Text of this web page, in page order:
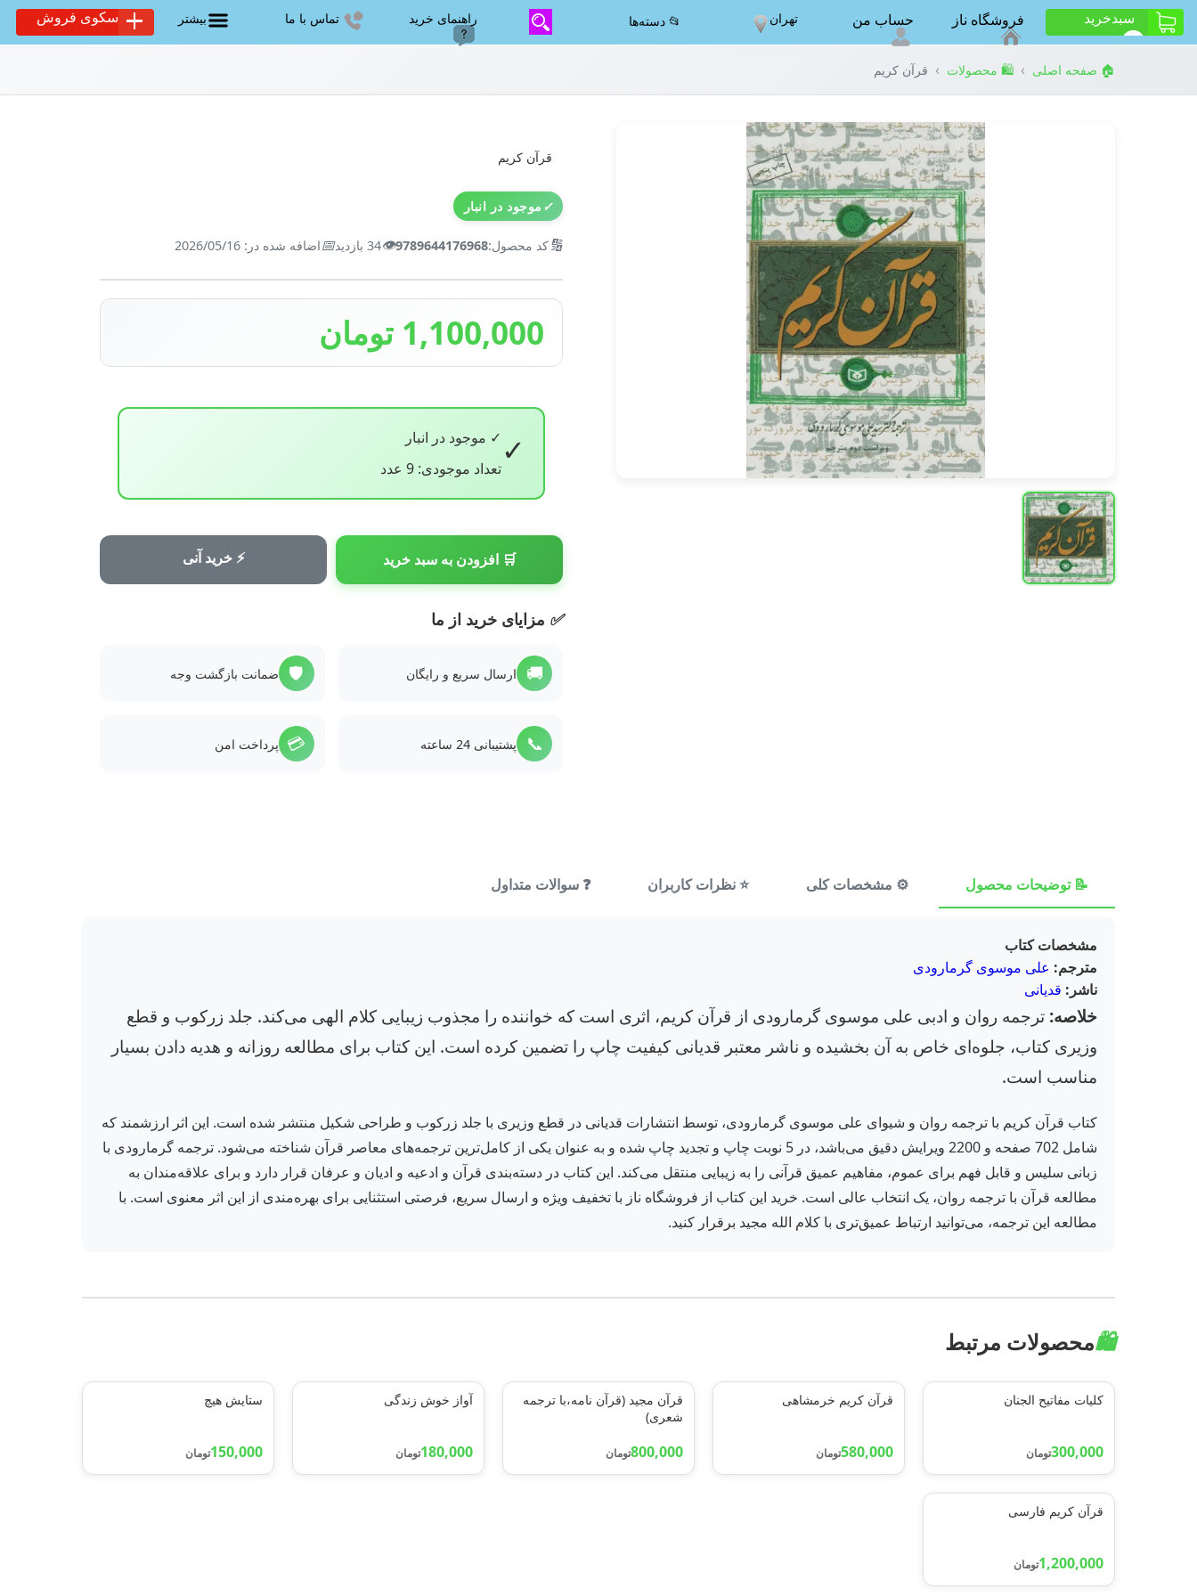
سبد‌خرید فروشگاه ناز حساب من تهران 📂 دسته‌ها راهنمای خرید تماس با ما بیشتر سکوی فروش
🏠 صفحه اصلی › 🛍️ محصولات › قرآن کریم
قرآن کریم
✓ موجود در انبار
🔢کد محصول:9789644176968
👁️34 بازدید 📅اضافه شده در: 2026/05/16
1,100,000 تومان
✓ ✓ موجود در انبار
تعداد موجودی: 9 عدد
🛒 افزودن به سبد خرید ⚡ خرید آنی
✅ مزایای خرید از ما
🚚 ارسال سریع و رایگان 🛡️ ضمانت بازگشت وجه
📞 پشتیبانی 24 ساعته 💳 پرداخت امن
📝 توضیحات محصول ⚙️ مشخصات کلی ⭐ نظرات کاربران ❓ سوالات متداول
مشخصات کتاب
مترجم: علی موسوی گرمارودی
ناشر: قدیانی
خلاصه: ترجمه روان و ادبی علی موسوی گرمارودی از قرآن کریم، اثری است که خواننده را مجذوب زیبایی کلام الهی می‌کند. جلد زرکوب و قطع
وزیری کتاب، جلوه‌ای خاص به آن بخشیده و ناشر معتبر قدیانی کیفیت چاپ را تضمین کرده است. این کتاب برای مطالعه روزانه و هدیه دادن بسیار
مناسب است.
کتاب قرآن کریم با ترجمه روان و شیوای علی موسوی گرمارودی، توسط انتشارات قدیانی در قطع وزیری با جلد زرکوب و طراحی شکیل منتشر شده است. این اثر ارزشمند که
شامل 702 صفحه و 2200 ویرایش دقیق می‌باشد، در 5 نوبت چاپ و تجدید چاپ شده و به عنوان یکی از کامل‌ترین ترجمه‌های معاصر قرآن شناخته می‌شود. ترجمه گرمارودی با
زبانی سلیس و قابل فهم برای عموم، مفاهیم عمیق قرآنی را به زیبایی منتقل می‌کند. این کتاب در دسته‌بندی قرآن و ادعیه و ادیان و عرفان قرار دارد و برای علاقه‌مندان به
مطالعه قرآن با ترجمه روان، یک انتخاب عالی است. خرید این کتاب از فروشگاه ناز با تخفیف ویژه و ارسال سریع، فرصتی استثنایی برای بهره‌مندی از این اثر معنوی است. با
مطالعه این ترجمه، می‌توانید ارتباط عمیق‌تری با کلام الله مجید برقرار کنید.
🛍️محصولات مرتبط
کلیات مفاتیح الجنان
300,000تومان
قرآن کریم خرمشاهی
580,000تومان
قرآن مجید (قرآن نامه،با ترجمه
شعری)
800,000تومان
آواز خوش زندگی
180,000تومان
ستایش هیچ
150,000تومان
قرآن کریم فارسی
1,200,000تومان